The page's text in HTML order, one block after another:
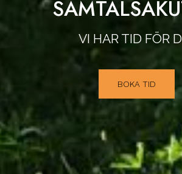
VI HAR TID FÖR
BOKA TID